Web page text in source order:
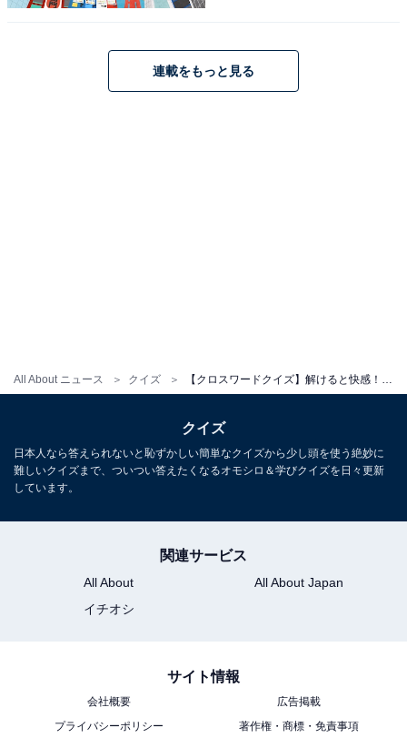
All About ニュース クイズ
連載をもっと見る
クイズ
日本人なら答えられないと恥ずかしい簡単なクイズから少し頭を使う絶妙に
難しいクイズまで、ついつい答えたくなるオモシロ＆学びクイズを日々更新
しています。
関連サービス
All About
All About Japan
イチオシ
サイト情報
会社概要
広告掲載
プライバシーポリシー
著作権・商標・免責事項